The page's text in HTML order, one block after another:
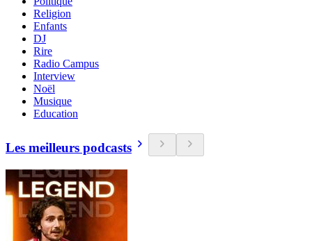
Religion
Enfants
DJ
Rire
Radio Campus
Interview
Noël
Musique
Education
Les meilleurs podcasts